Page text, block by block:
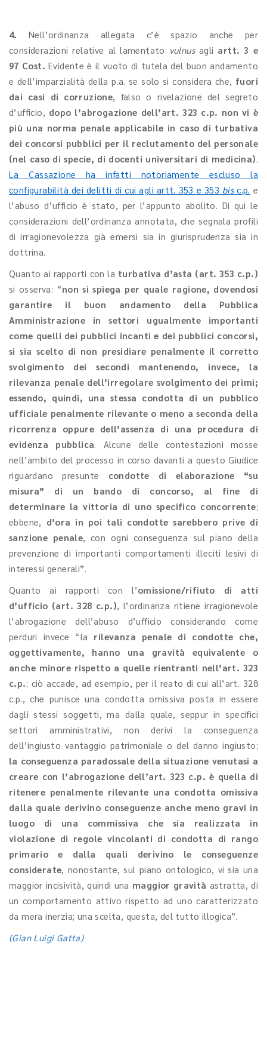
4. Nell’ordinanza allegata c’è spazio anche per
considerazioni relative al lamentato vulnusagli artt. 3 e
97 Cost. Evidente è il vuoto di tutela del buon andamento
e dell’imparzialità della p.a. se solo si considera che, fuori
dai casi di corruzione, falso o rivelazione del segreto
d’ufficio, dopo l’abrogazione dell’art. 323 c.p. non vi è
più una norma penale applicabile in caso di turbativa
dei concorsi pubblici per il reclutamento del personale
(nel caso di specie, di docenti universitari di medicina).
La Cassazione ha infatti notoriamente escluso la
configurabilità dei delitti di cui agli artt. 353 e 353 bisc.p. e
l’abuso d’ufficio è stato, per l’appunto abolito. Di qui le
considerazioni dell’ordinanza annotata, che segnala profili
di irragionevolezza già emersi sia in giurisprudenza sia in
dottrina.
Quanto ai rapporti con la turbativa d’asta (art. 353 c.p.)
si osserva: “non si spiega per quale ragione, dovendosi
garantire il buon andamento della Pubblica
Amministrazione in settori ugualmente importanti
come quelli dei pubblici incanti e dei pubblici concorsi,
si sia scelto di non presidiare penalmente il corretto
svolgimento dei secondi mantenendo, invece, la
rilevanza penale dell’irregolare svolgimento dei primi;
essendo, quindi, una stessa condotta di un pubblico
ufficiale penalmente rilevante o meno a seconda della
ricorrenza oppure dell’assenza di una procedura di
evidenza pubblica. Alcune delle contestazioni mosse
nell’ambito del processo in corso davanti a questo Giudice
riguardano presunte condotte di elaborazione “su
misura” di un bando di concorso, al fine di
determinare la vittoria di uno specifico concorrente;
ebbene, d’ora in poi tali condotte sarebbero prive di
sanzione penale, con ogni conseguenza sul piano della
prevenzione di importanti comportamenti illeciti lesivi di
interessi generali”.
Quanto ai rapporti con l’omissione/rifiuto di atti
d’ufficio (art. 328 c.p.), l’ordinanza ritiene irragionevole
l’abrogazione dell’abuso d’ufficio considerando come
perduri invece “la rilevanza penale di condotte che,
oggettivamente, hanno una gravità equivalente o
anche minore rispetto a quelle rientranti nell’art. 323
c.p.; ciò accade, ad esempio, per il reato di cui all’art. 328
c.p., che punisce una condotta omissiva posta in essere
dagli stessi soggetti, ma dalla quale, seppur in specifici
settori amministrativi, non derivi la conseguenza
dell’ingiusto vantaggio patrimoniale o del danno ingiusto;
la conseguenza paradossale della situazione venutasi a
creare con l’abrogazione dell’art. 323 c.p. è quella di
ritenere penalmente rilevante una condotta omissiva
dalla quale derivino conseguenze anche meno gravi in
luogo di una commissiva che sia realizzata in
violazione di regole vincolanti di condotta di rango
primario e dalla quali derivino le conseguenze
considerate, nonostante, sul piano ontologico, vi sia una
maggior incisività, quindi una maggior gravità astratta, di
un comportamento attivo rispetto ad uno caratterizzato
da mera inerzia; una scelta, questa, del tutto illogica”.
(Gian Luigi Gatta)